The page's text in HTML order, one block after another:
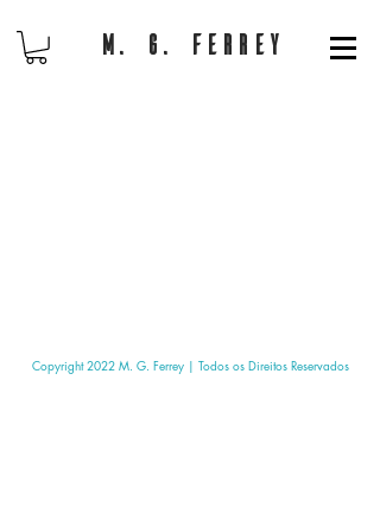
M. G. Ferrey
Copyright 2022 M. G. Ferrey | Todos os Direitos Reservados